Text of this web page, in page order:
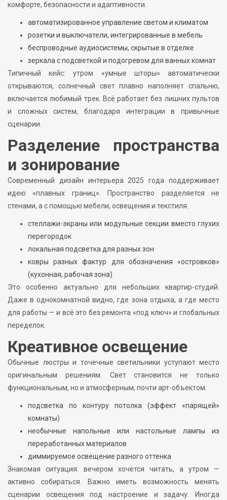
комфорте, безопасности и адаптивности.
автоматизированное управление светом и климатом
розетки и выключатели, интегрированные в мебель
беспроводные аудиосистемы, скрытые в отделке
зеркала с подсветкой и подогревом для ванных комнат
Типичный кейс: утром «умные шторы» автоматически
открываются, солнечный свет плавно наполняет спальню,
включается любимый трек. Всё работает без лишних пультов
и сложных систем, благодаря интеграции в привычные
сценарии.
Разделение пространства
и зонирование
Современный дизайн интерьера 2025 года поддерживает
идею «плавных границ». Пространство разделяется не
стенами, а с помощью мебели, освещения и текстиля.
стеллажи-экраны или модульные секции вместо глухих
перегородок
локальная подсветка для разных зон
ковры разных фактур для обозначения «островков»
(кухонная, рабочая зона)
Это особенно актуально для небольших квартир-студий.
Даже в однокомнатной видно, где зона отдыха, а где место
для работы — и всё это без ремонта «под ключ» и глобальных
переделок.
Креативное освещение
Обычные люстры и точечные светильники уступают место
оригинальным решениям. Свет становится не только
функциональным, но и атмосферным, почти арт-объектом.
подсветка по контуру потолка (эффект «парящей»
комнаты)
необычные напольные или настольные лампы из
переработанных материалов
диммируемое освещение разного оттенка
Знакомая ситуация: вечером хочется читать, а утром —
активно собираться. Важно иметь возможность менять
сценарии освещения под настроение и задачу. Иногда